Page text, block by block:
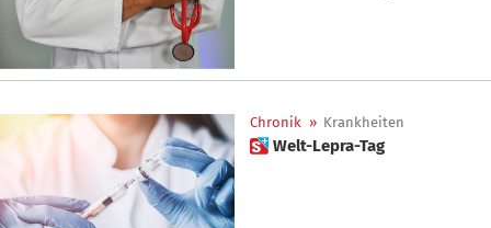
Chronik » Krankheiten
 Welt-Lepra-Tag